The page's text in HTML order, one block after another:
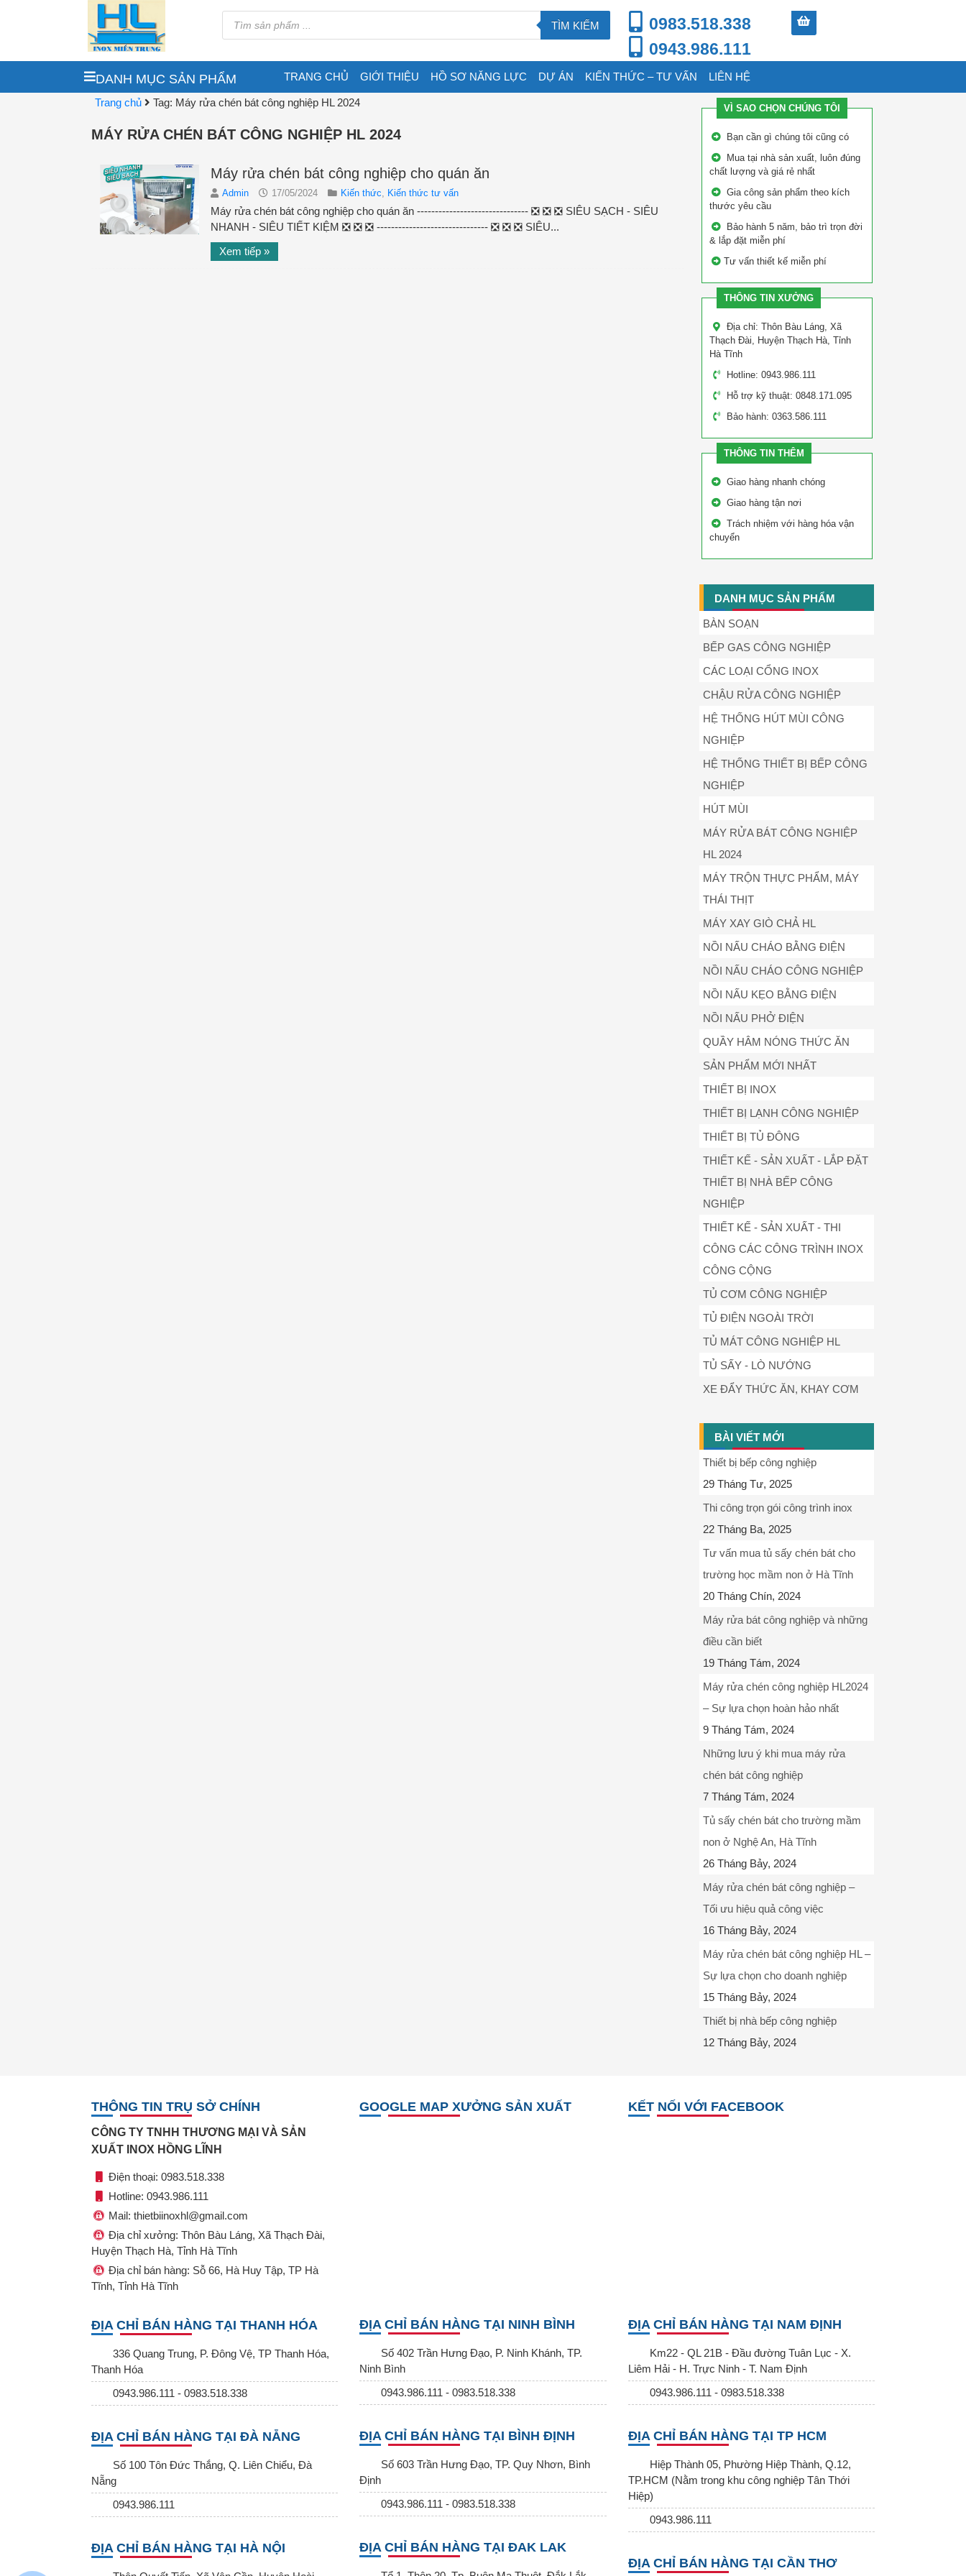
TÌM KIẾM
0983.518.338
0943.986.111
DANH MỤC SẢN PHẨM TRANG CHỦ GIỚI THIỆU HỒ SƠ NĂNG LỰC DỰ ÁN KIẾN THỨC – TƯ VẤN LIÊN HỆ
Trang chủ Tag: Máy rửa chén bát công nghiệp HL 2024
MÁY RỬA CHÉN BÁT CÔNG NGHIỆP HL 2024
Máy rửa chén bát công nghiệp cho quán ăn
Admin 17/05/2024 Kiến thức, Kiến thức tư vấn
Máy rửa chén bát công nghiệp cho quán ăn ------------------------------- ❎ ❎ ❎ SIÊU SẠCH - SIÊU
NHANH - SIÊU TIẾT KIỆM ❎ ❎ ❎ ------------------------------- ❎ ❎ ❎ SIÊU...
Xem tiếp »
VÌ SAO CHỌN CHÚNG TÔI
Bạn cần gì chúng tôi cũng có
Mua tại nhà sản xuất, luôn đúng
chất lượng và giá rẻ nhất
Gia công sản phẩm theo kích
thước yêu cầu
Bảo hành 5 năm, bảo trì trọn đời
& lắp đặt miễn phí
Tư vấn thiết kế miễn phí
THÔNG TIN XƯỞNG
Địa chỉ: Thôn Bàu Láng, Xã
Thạch Đài, Huyện Thạch Hà, Tỉnh
Hà Tĩnh
Hotline: 0943.986.111
Hỗ trợ kỹ thuật: 0848.171.095
Bảo hành: 0363.586.111
THÔNG TIN THÊM
Giao hàng nhanh chóng
Giao hàng tận nơi
Trách nhiệm với hàng hóa vận
chuyển
DANH MỤC SẢN PHẨM
BÀN SOẠN
BẾP GAS CÔNG NGHIỆP
CÁC LOẠI CỔNG INOX
CHẬU RỬA CÔNG NGHIỆP
HỆ THỐNG HÚT MÙI CÔNG
NGHIỆP
HỆ THỐNG THIẾT BỊ BẾP CÔNG
NGHIỆP
HÚT MÙI
MÁY RỬA BÁT CÔNG NGHIỆP
HL 2024
MÁY TRỘN THỰC PHẨM, MÁY
THÁI THỊT
MÁY XAY GIÒ CHẢ HL
NỒI NẤU CHÁO BẰNG ĐIỆN
NỒI NẤU CHÁO CÔNG NGHIỆP
NỒI NẤU KẸO BẰNG ĐIỆN
NỒI NẤU PHỞ ĐIỆN
QUẦY HÂM NÓNG THỨC ĂN
SẢN PHẨM MỚI NHẤT
THIẾT BỊ INOX
THIẾT BỊ LẠNH CÔNG NGHIỆP
THIẾT BỊ TỦ ĐÔNG
THIẾT KẾ - SẢN XUẤT - LẮP ĐẶT
THIẾT BỊ NHÀ BẾP CÔNG
NGHIỆP
THIẾT KẾ - SẢN XUẤT - THI
CÔNG CÁC CÔNG TRÌNH INOX
CÔNG CỘNG
TỦ CƠM CÔNG NGHIỆP
TỦ ĐIỆN NGOÀI TRỜI
TỦ MÁT CÔNG NGHIỆP HL
TỦ SẤY - LÒ NƯỚNG
XE ĐẨY THỨC ĂN, KHAY CƠM
BÀI VIẾT MỚI
Thiết bị bếp công nghiệp
29 Tháng Tư, 2025
Thi công trọn gói công trình inox
22 Tháng Ba, 2025
Tư vấn mua tủ sấy chén bát cho
trường học mầm non ở Hà Tĩnh
20 Tháng Chín, 2024
Máy rửa bát công nghiệp và những
điều cần biết
19 Tháng Tám, 2024
Máy rửa chén công nghiệp HL2024
– Sự lựa chọn hoàn hảo nhất
9 Tháng Tám, 2024
Những lưu ý khi mua máy rửa
chén bát công nghiệp
7 Tháng Tám, 2024
Tủ sấy chén bát cho trường mầm
non ở Nghệ An, Hà Tĩnh
26 Tháng Bảy, 2024
Máy rửa chén bát công nghiệp –
Tối ưu hiệu quả công việc
16 Tháng Bảy, 2024
Máy rửa chén bát công nghiệp HL –
Sự lựa chọn cho doanh nghiệp
15 Tháng Bảy, 2024
Thiết bị nhà bếp công nghiệp
12 Tháng Bảy, 2024
THÔNG TIN TRỤ SỞ CHÍNH
CÔNG TY TNHH THƯƠNG MẠI VÀ SẢN
XUẤT INOX HỒNG LĨNH
Điện thoại: 0983.518.338
Hotline: 0943.986.111
Mail: thietbiinoxhl@gmail.com
Địa chỉ xưởng: Thôn Bàu Láng, Xã Thạch Đài,
Huyện Thạch Hà, Tỉnh Hà Tĩnh
Địa chỉ bán hàng: Sỗ 66, Hà Huy Tập, TP Hà
Tĩnh, Tỉnh Hà Tĩnh
ĐỊA CHỈ BÁN HÀNG TẠI THANH HÓA
336 Quang Trung, P. Đông Vệ, TP Thanh Hóa,
Thanh Hóa
0943.986.111 - 0983.518.338
ĐỊA CHỈ BÁN HÀNG TẠI ĐÀ NẴNG
Số 100 Tôn Đức Thắng, Q. Liên Chiểu, Đà
Nẵng
0943.986.111
ĐỊA CHỈ BÁN HÀNG TẠI HÀ NỘI
GOOGLE MAP XƯỞNG SẢN XUẤT
ĐỊA CHỈ BÁN HÀNG TẠI NINH BÌNH
Số 402 Trần Hưng Đạo, P. Ninh Khánh, TP.
Ninh Bình
0943.986.111 - 0983.518.338
ĐỊA CHỈ BÁN HÀNG TẠI BÌNH ĐỊNH
Số 603 Trần Hưng Đạo, TP. Quy Nhơn, Bình
Định
0943.986.111 - 0983.518.338
ĐỊA CHỈ BÁN HÀNG TẠI ĐAK LAK
KẾT NỐI VỚI FACEBOOK
ĐỊA CHỈ BÁN HÀNG TẠI NAM ĐỊNH
Km22 - QL 21B - Đầu đường Tuân Lục - X.
Liêm Hải - H. Trực Ninh - T. Nam Định
0943.986.111 - 0983.518.338
ĐỊA CHỈ BÁN HÀNG TẠI TP HCM
Hiệp Thành 05, Phường Hiệp Thành, Q.12,
TP.HCM (Nằm trong khu công nghiệp Tân Thới
Hiệp)
0943.986.111
ĐỊA CHỈ BÁN HÀNG TẠI CẦN THƠ